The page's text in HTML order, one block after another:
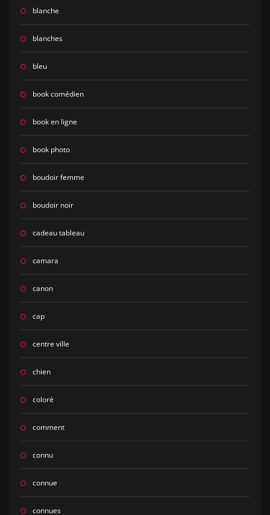
blanche
blanches
bleu
book comédien
book en ligne
book photo
boudoir femme
boudoir noir
cadeau tableau
camara
canon
cap
centre ville
chien
coloré
comment
connu
connue
connues